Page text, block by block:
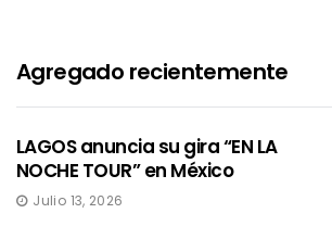
Agregado recientemente
LAGOS anuncia su gira “EN LA
NOCHE TOUR” en México
Julio 13, 2026